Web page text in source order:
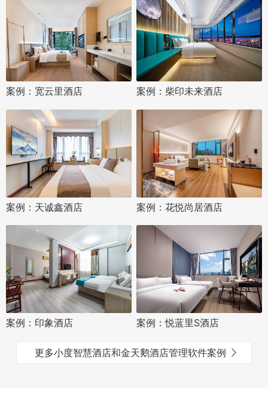
案例：宽云里酒店 案例：柴印未来酒店
案例：天诚鑫酒店 案例：花悦尚居酒店
案例：印象酒店 案例：悦蓝里S酒店
更多小度智慧酒店和金天鹅酒店管理软件案例